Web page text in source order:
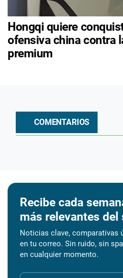
Hongqi quiere
ofensiva china contra
premium
COMENTARIOS
Recibe cada
más relevantes
Noticias clave, comparativas
en tu correo. Sin ruido, sin
en cualquier momento.